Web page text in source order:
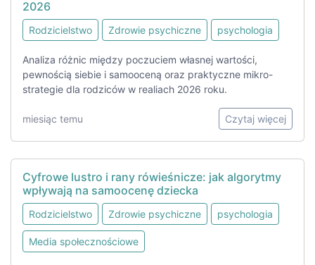
2026
Rodzicielstwo Zdrowie psychiczne psychologia
Analiza różnic między poczuciem własnej wartości,
pewnością siebie i samooceną oraz praktyczne mikro-
strategie dla rodziców w realiach 2026 roku.
miesiąc temu Czytaj więcej
Cyfrowe lustro i rany rówieśnicze: jak algorytmy
wpływają na samoocenę dziecka
Rodzicielstwo Zdrowie psychiczne psychologia
Media społecznościowe